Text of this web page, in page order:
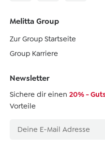
Melitta Group
Zur Group Startseite
Group Karriere
Newsletter
Sichere dir einen 20% -
Vorteile